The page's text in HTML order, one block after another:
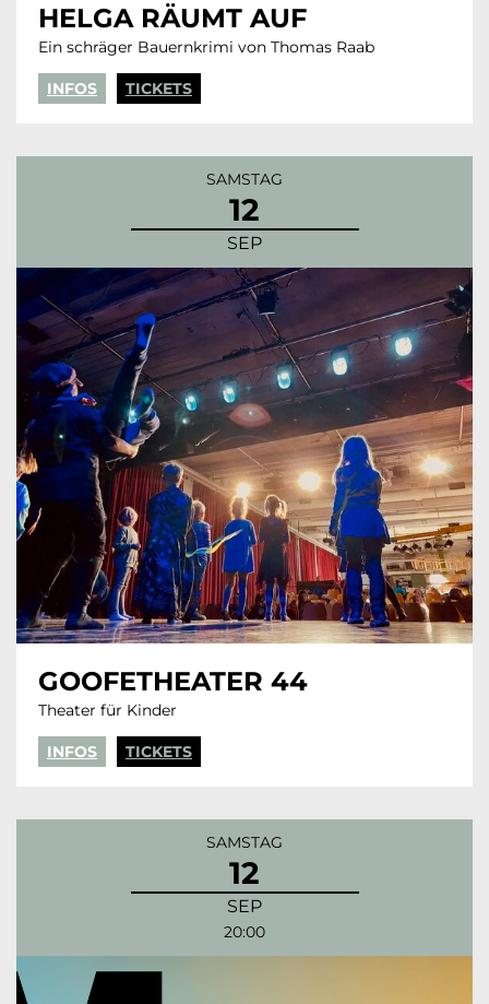
HELGA RÄUMT AUF
Ein schräger Bauernkrimi von Thomas Raab
INFOS TICKETS
SAMSTAG
12
SEP
GOOFETHEATER 44
Theater für Kinder
INFOS TICKETS
SAMSTAG
12
SEP
20:00